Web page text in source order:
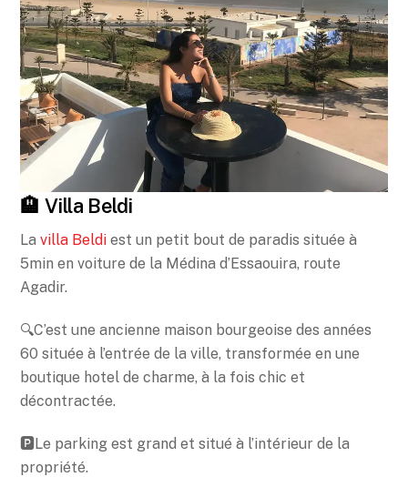
🏨 Villa Beldi
Lavilla Beldi est un petit bout de paradis située à
5min en voiture de la Médina d’Essaouira, route
Agadir.
🔍C’est une ancienne maison bourgeoise des années
60 située à l’entrée de la ville, transformée en une
boutique hotel de charme, à la fois chic et
décontractée.
🅿️Le parking est grand et situé à l’intérieur de la
propriété.